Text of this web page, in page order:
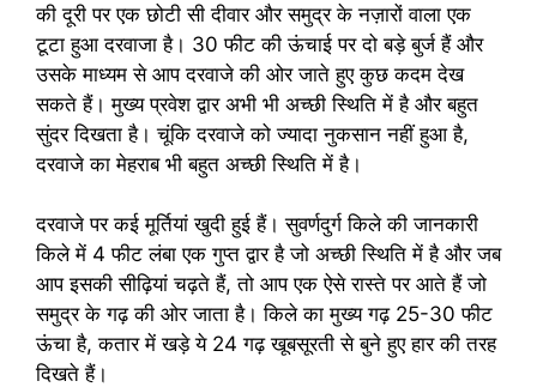
की दूरी पर एक छोटी सी दीवार और समुद्र के नज़ारों वाला एक
टूटा हुआ दरवाजा है। 30 फीट की ऊंचाई पर दो बड़े बुर्ज हैं और
उसके माध्यम से आप दरवाजे की ओर जाते हुए कुछ कदम देख
सकते हैं। मुख्य प्रवेश द्वार अभी भी अच्छी स्थिति में है और बहुत
सुंदर दिखता है। चूंकि दरवाजे को ज्यादा नुकसान नहीं हुआ है,
दरवाजे का मेहराब भी बहुत अच्छी स्थिति में है।
दरवाजे पर कई मूर्तियां खुदी हुई हैं। सुवर्णदुर्ग किले की जानकारी
किले में 4 फीट लंबा एक गुप्त द्वार है जो अच्छी स्थिति में है और जब
आप इसकी सीढ़ियां चढ़ते हैं, तो आप एक ऐसे रास्ते पर आते हैं जो
समुद्र के गढ़ की ओर जाता है। किले का मुख्य गढ़ 25-30 फीट
ऊंचा है, कतार में खड़े ये 24 गढ़ खूबसूरती से बुने हुए हार की तरह
दिखते हैं।